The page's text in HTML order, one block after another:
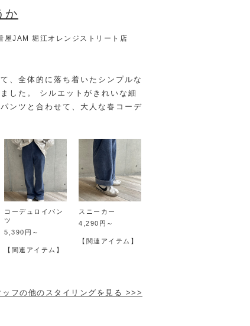
か
屋JAM 堀江オレンジストリート店
、全体的に落ち着いたシンプルな
した。 シルエットがきれいな細
ンツと合わせて、大人な春コーデ
コーデュロイパン
ツ
5,390円～
【関連アイテム】
スニーカー
4,290円～
【関連アイテム】
ッフの他のスタイリングを見る >>>